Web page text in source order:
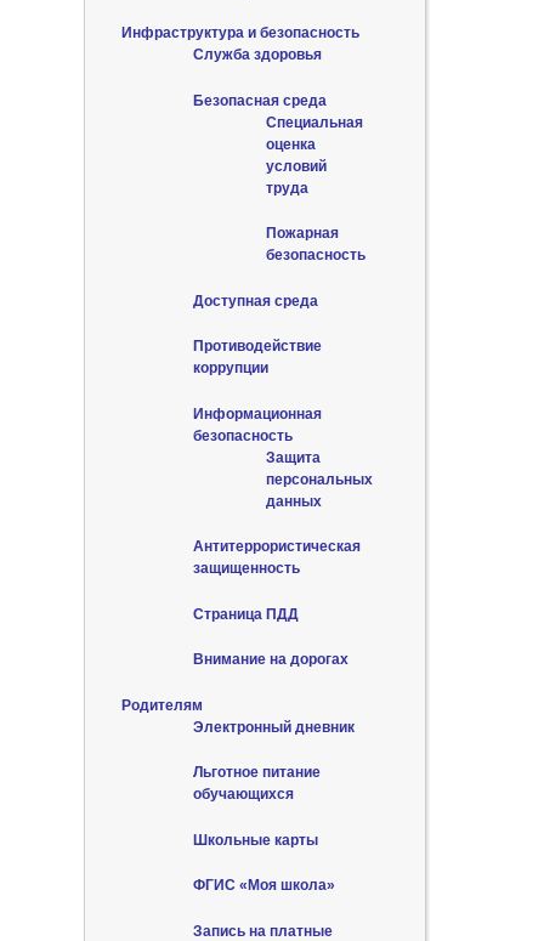
Инфраструктура и безопасность
Служба здоровья
Безопасная среда
Специальная
оценка
условий
труда
Пожарная
безопасность
Доступная среда
Противодействие
коррупции
Информационная
безопасность
Защита
персональных
данных
Антитеррористическая
защищенность
Страница ПДД
Внимание на дорогах
Родителям
Электронный дневник
Льготное питание
обучающихся
Школьные карты
ФГИС «Моя школа»
Запись на платные